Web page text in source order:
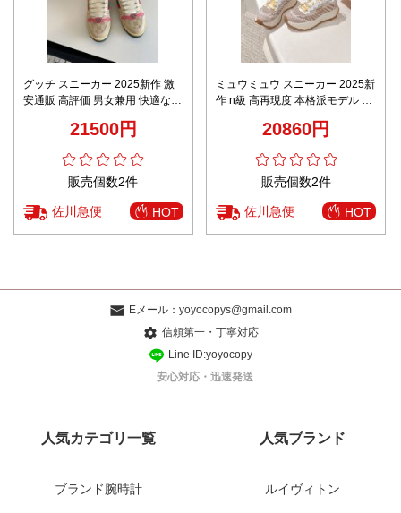
グッチ スニーカー 2025新作 激
安通販 高評価 男女兼用 快適な履
21500円
販売個数2件
佐川急便 HOT
ミュウミュウ スニーカー 2025新
作 n級 高再現度 本格派モデル 軽
ト 発送保証20860円
販売個数2件
佐川急便 HOT
Eメール： yoyocopys@gmail.com
信頼第一・丁寧対応
Line ID:yoyocopy
安心対応・迅速発送
人気カテゴリ一覧
ブランド腕時計
人気ブランド
ルイヴィトン